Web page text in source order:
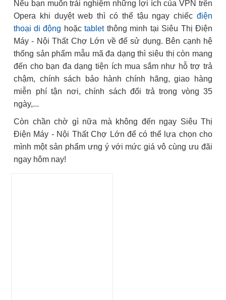
Nếu bạn muốn trải nghiệm những lợi ích của VPN trên
Opera khi duyệt web thì có thể tậu ngay chiếc điện
thoại di động hoặc tabletthông minh tại Siêu Thị Điện
Máy - Nội Thất Chợ Lớn về để sử dụng. Bên cạnh hệ
thống sản phẩm mẫu mã đa dạng thì siêu thị còn mang
đến cho bạn đa dạng tiện ích mua sắm như hỗ trợ trả
chậm, chính sách bảo hành chính hãng, giao hàng
miễn phí tận nơi, chính sách đổi trả trong vòng 35
ngày,...
Còn chần chờ gì nữa mà không đến ngay Siêu Thị
Điện Máy - Nội Thất Chợ Lớn để có thể lựa chọn cho
mình một sản phẩm ưng ý với mức giá vô cùng ưu đãi
ngay hôm nay!